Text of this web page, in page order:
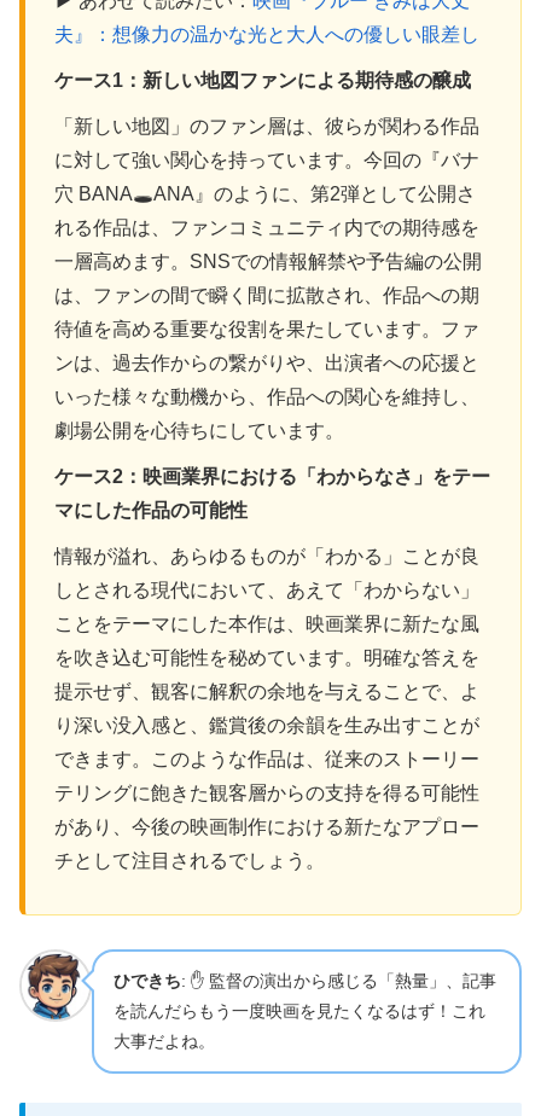
夫』：想像力の温かな光と大人への優しい眼差し
ケース1：新しい地図ファンによる期待感の醸成
「新しい地図」のファン層は、彼らが関わる作品
に対して強い関心を持っています。今回の『バナ
穴 BANA🕳️ANA』のように、第2弾として公開さ
れる作品は、ファンコミュニティ内での期待感を
一層高めます。SNSでの情報解禁や予告編の公開
は、ファンの間で瞬く間に拡散され、作品への期
待値を高める重要な役割を果たしています。ファ
ンは、過去作からの繋がりや、出演者への応援と
いった様々な動機から、作品への関心を維持し、
劇場公開を心待ちにしています。
ケース2：映画業界における「わからなさ」をテー
マにした作品の可能性
情報が溢れ、あらゆるものが「わかる」ことが良
しとされる現代において、あえて「わからない」
ことをテーマにした本作は、映画業界に新たな風
を吹き込む可能性を秘めています。明確な答えを
提示せず、観客に解釈の余地を与えることで、よ
り深い没入感と、鑑賞後の余韻を生み出すことが
できます。このような作品は、従来のストーリー
テリングに飽きた観客層からの支持を得る可能性
があり、今後の映画制作における新たなアプロー
チとして注目されるでしょう。
ひできち: ✋ 監督の演出から感じる「熱量」、記事
を読んだらもう一度映画を見たくなるはず！これ
大事だよね。